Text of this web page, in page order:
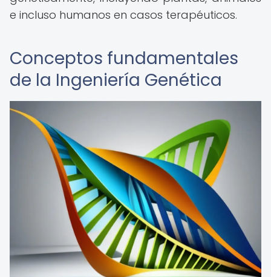
e incluso humanos en casos terapéuticos.
Conceptos fundamentales
de la Ingeniería Genética